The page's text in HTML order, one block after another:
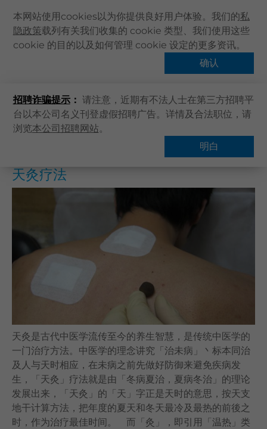
本网站使用cookies以为你提供良好用户体验。我们的私
隐政策载列有关我们收集的 cookie 类型、我们使用这些
cookie 的目的以及如何管理 cookie 设定的更多资讯。
确认
招聘诈骗提示： 请注意，近期有不法人士在第三方招聘平
台以本公司名义刊登虚假招聘广告。详情及合法职位，请
浏览本公司招聘网站。
明白
主页
卓健服务
卓健手机App
最新资讯
登记 / 登入
立即预约
卓健eShop
主页 健康資訊 健康專題 天灸疗法
常见问题
天灸疗法
天灸是古代中医学流传至今的养生智慧，是传统中医学的
一门治疗方法。中医学的理念讲究「治未病」丶标本同治
及人与天时相应，在未病之前先做好防御来避免疾病发
生，「天灸」疗法就是由「冬病夏治，夏病冬治」的理论
发展出来，「天灸」的「天」字正是天时的意思，按天支
地干计算方法，把年度的夏天和冬天最冷及最热的前後之
时，作为治疗最佳时间。 而「灸」，即引用「温热」类